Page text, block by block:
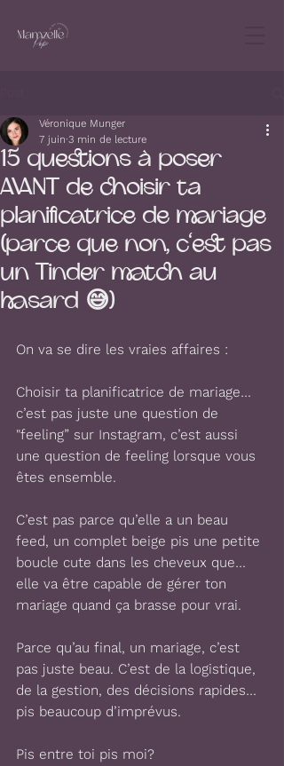
15 questions à poser
AVANT de choisir ta
planificatrice de mariage
(parce que non, c'est pas
un Tinder match au
hasard 😅)
Véronique Munger
7 juin 3 min de lecture
On va se dire les vraies affaires :
Choisir ta planificatrice de mariage…
c’est pas juste une question de
"feeling” sur Instagram, c’est aussi
une question de feeling lorsque vous
êtes ensemble.
C’est pas parce qu’elle a un beau
feed, un complet beige pis une petite
boucle cute dans les cheveux que…
elle va être capable de gérer ton
mariage quand ça brasse pour vrai.
Parce qu’au final, un mariage, c’est
pas juste beau. C’est de la logistique,
de la gestion, des décisions rapides…
pis beaucoup d’imprévus.
Pis entre toi pis moi?